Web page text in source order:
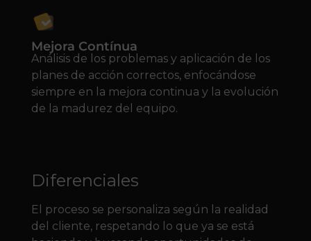
Mejora Contínua
Análisis de los problemas y aplicación de los
planes de acción correctos, enfocándose
siempre en la mejora continua y la evolución
de la madurez del equipo.
Diferenciales
El proceso se personaliza según la realidad
del cliente, respetando lo que ya se está